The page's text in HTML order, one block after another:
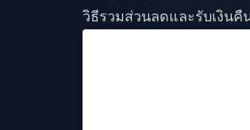
วิธีรวมส่วนลดและรับเงิน